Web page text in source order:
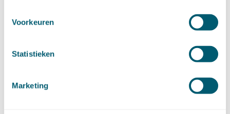
Voorkeuren
Statistieken
Marketing
januari (17)
november (8)
september (8)